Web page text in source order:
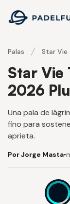
Padelful
Palas Star Vie
Star Vie
2026
Una pala de
fino para
aprieta.
Por Jorge Masta•